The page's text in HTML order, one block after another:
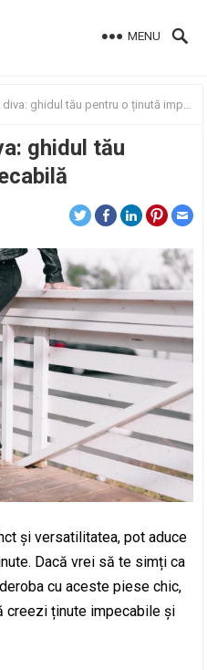
MENU
ghidul tău pentru o ținută impecabilă
ghidul tău
și versatilitatea, pot aduce
Dacă vrei să te simți ca
cu aceste piese chic,
creezi ținute impecabile și